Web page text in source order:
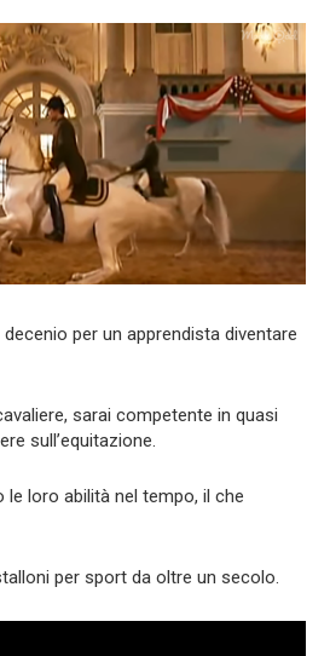
per un apprendista diventare
sarai competente in quasi
sull’equitazione.
le loro abilità nel tempo, il che
per sport da oltre un secolo.